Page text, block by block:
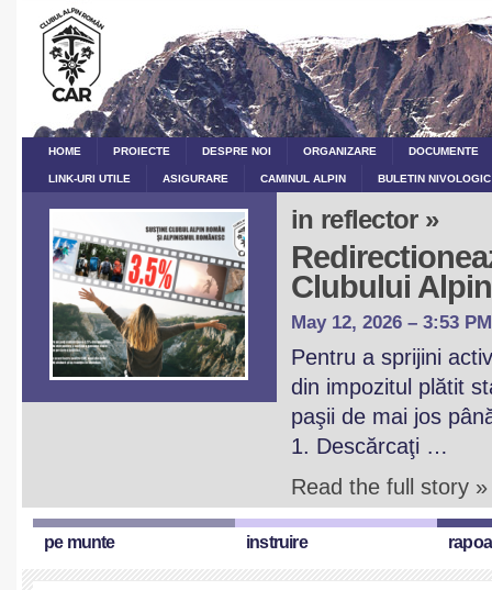
HOME PROIECTE DESPRE NOI ORGANIZARE DOCUMENTE
LINK-URI UTILE ASIGURARE CAMINUL ALPIN BULETIN
in reflector »
Clubului
May 12, 2026 – 3:53 PM
Pentru a sprijini
din impozitul plătit
paşii de mai jos
1. Descărcaţi …
Read the full story »
pe munte instruire